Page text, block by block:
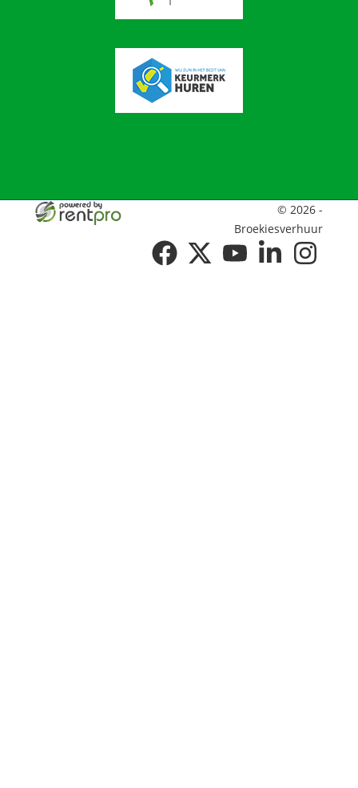
© 2026 -
Broekiesverhuur
facebooktwitter youtubelinkedininstagram